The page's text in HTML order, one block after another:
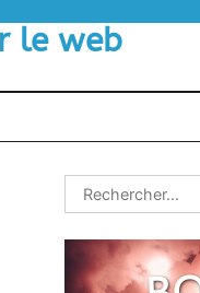
le web
Rechercher :